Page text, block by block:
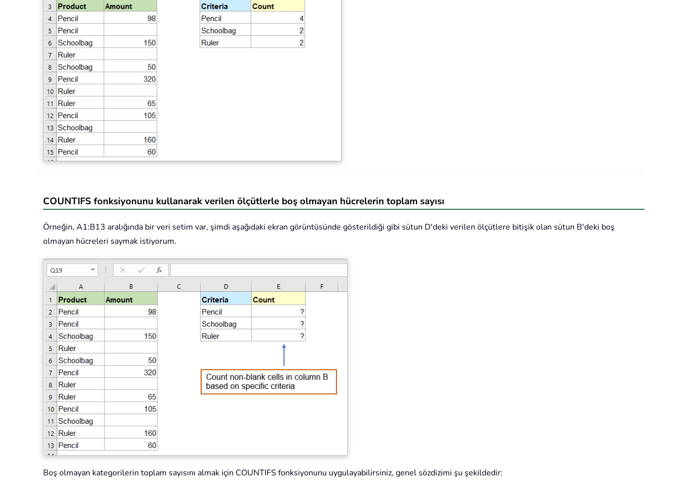
COUNTIFS fonksiyonunu kullanarak verilen ölçütlerle boş olmayan hücrelerin toplam sayısı
Örneğin, A1:B13 aralığında bir veri setim var, şimdi aşağıdaki ekran görüntüsünde gösterildiği gibi sütun D'deki verilen ölçütlere bitişik olan sütun B'deki boş
olmayan hücreleri saymak istiyorum.
Boş olmayan kategorilerin toplam sayısını almak için COUNTIFS fonksiyonunu uygulayabilirsiniz, genel sözdizimi şu şekildedir: